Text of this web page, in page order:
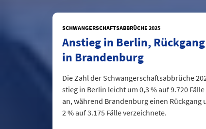
SCHWANGERSCHAFTSABBRÜCHE 2025
Anstieg in Berlin, Rückgang
in Brandenburg
Die Zahl der Schwangerschaftsabbrüche
stieg in Berlin leicht um 0,3 % auf 9.720 Fälle
an, während Brandenburg einen Rückgang
2 % auf 3.175 Fälle verzeichnete.